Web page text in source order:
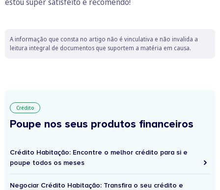
A informação que consta no artigo não é vinculativa e não invalida a
leitura integral de documentos que suportem a matéria em causa.
Crédito
Poupe nos seus produtos financeiros
Crédito Habitação: Encontre o melhor crédito para si e
poupe todos os meses
Negociar Crédito Habitação: Transfira o seu crédito e